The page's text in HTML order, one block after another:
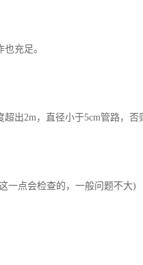
充足。
2m，直径小于5cm管路，否
点会检查的，一般问题不大)